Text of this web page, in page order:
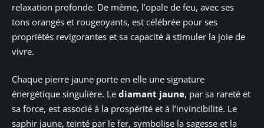
relaxation profonde. De même, l’opale de feu, avec ses
tons orangés et rougeoyants, est célébrée pour ses
propriétés revigorantes et sa capacité à stimuler la joie de
vivre.
Chaque pierre jaune porte en elle une signature
énergétique singulière. Le diamant jaune, par sa rareté et
sa force, est associé à la prospérité et à l’invincibilité. Le
saphir jaune, teinté par le fer, symbolise la sagesse et la